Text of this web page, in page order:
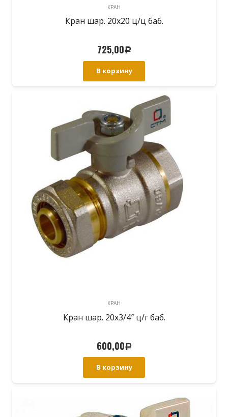
КРАН
Кран шар. 20х20 ц/ц баб.
725,00Р
В корзину
КРАН
Кран шар. 20х3/4″ ц/г баб.
600,00Р
В корзину